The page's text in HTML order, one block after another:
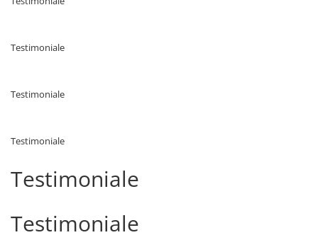
Testimoniale
Testimoniale
Testimoniale
Testimoniale
Testimoniale